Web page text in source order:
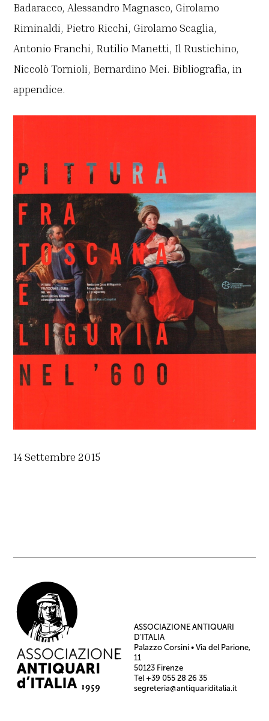
Badaracco, Alessandro Magnasco, Girolamo
Riminaldi, Pietro Ricchi, Girolamo Scaglia,
Antonio Franchi, Rutilio Manetti, Il Rustichino,
Niccolò Tornioli, Bernardino Mei. Bibliografia, in
appendice.
14 Settembre 2015
ASSOCIAZIONE ANTIQUARI
D’ITALIA
Palazzo Corsini • Via del Parione,
11
50123 Firenze
Tel +39 055 28 26 35
segreteria@antiquariditalia.it